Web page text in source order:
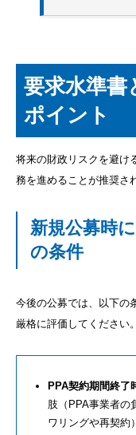
要求水準書
ポイント
将来の財政リスクを避け
務を進めることが推奨さ
新規公募時
の条件
今後の公募では、以下の
厳格に評価してください。
PPA契約期間終了
肢（PPA事業者の
ワリングや再契約